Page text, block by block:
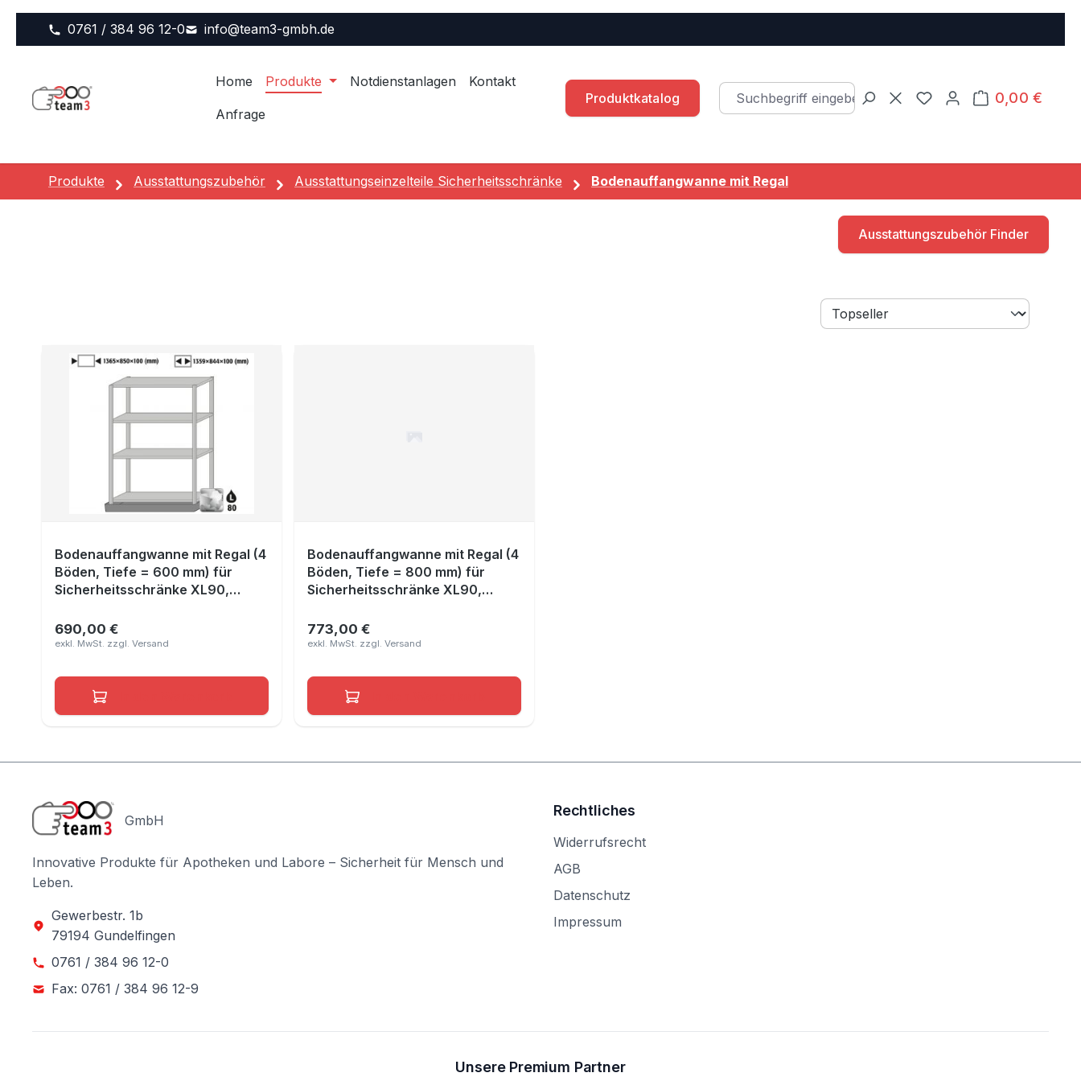
0761 / 384 96 12-0 info@team3-gmbh.de
Home Produkte Notdienstanlagen Kontakt
Anfrage
Produktkatalog
Du hast 0 Produkte auf
0,00 €
Warenkorb
Produkte Ausstattungszubehör Ausstattungseinzelteile Sicherheitsschränke Bodenauffangwanne mit Regal
Ausstattungszubehör Finder
Bodenauffangwanne mit Regal (4
Böden, Tiefe = 600 mm) für
Sicherheitsschränke XL90,
1365x850x100 mm
Regulärer Preis:
690,00 €
Bodenauffangwanne mit Regal (4
Böden, Tiefe = 800 mm) für
Sicherheitsschränke XL90,
1365x850x100 mm
Regulärer Preis:
773,00 €
GmbH
Innovative Produkte für Apotheken und Labore – Sicherheit für Mensch und
Leben.
Gewerbestr. 1b
79194 Gundelfingen
0761 / 384 96 12-0
Fax: 0761 / 384 96 12-9
Rechtliches
Widerrufsrecht
AGB
Datenschutz
Impressum
Unsere Premium Partner